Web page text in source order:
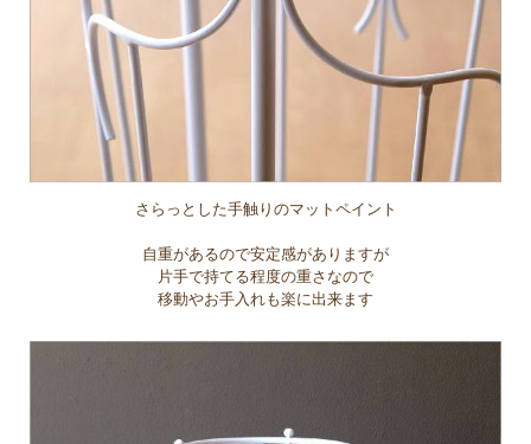
さらっとした手触りのマットペイント
自重があるので安定感がありますが
片手で持てる程度の重さなので
移動やお手入れも楽に出来ます